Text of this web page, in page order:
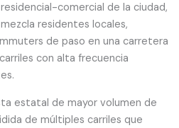
comercial de la ciudad,
residentes locales,
de paso en una carretera
con alta frecuencia
estatal de mayor volumen de
de múltiples carriles que